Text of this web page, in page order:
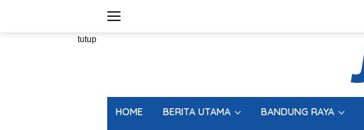
tutup
HOME BERITA UTAMA BANDUNG RAYA